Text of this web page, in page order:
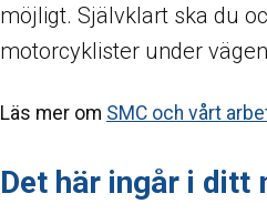
möjligt. Självklart ska du
motorcyklister under
Läs mer om SMC och vårt
Det här ingår i ditt